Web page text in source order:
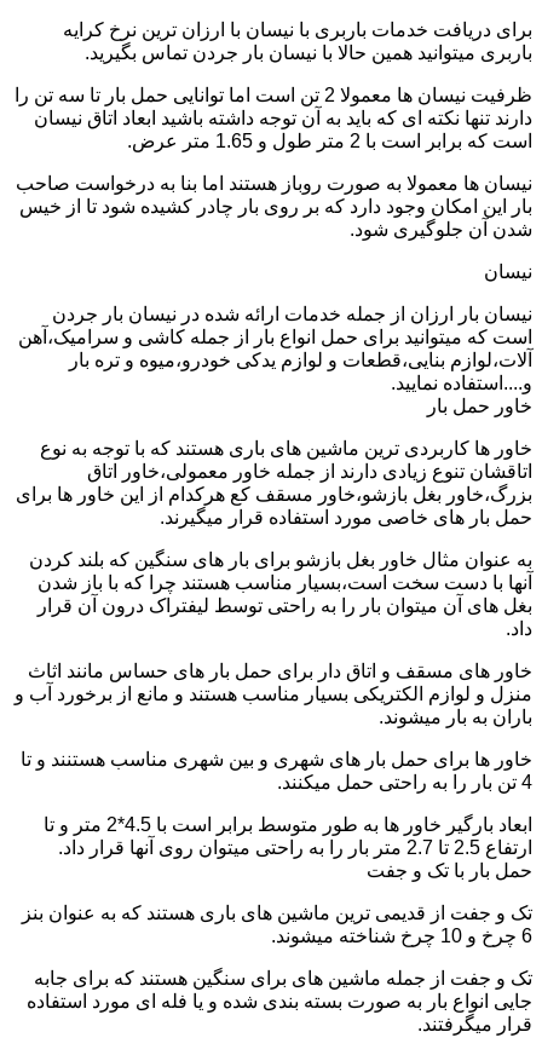
برای دریافت خدمات باربری با نیسان با ارزان ترین نرخ کرایه
باربری میتوانید همین حالا با نیسان بار جردن تماس بگیرید.
ظرفیت نیسان ها معمولا 2 تن است اما توانایی حمل بار تا سه تن را
دارند تنها نکته ای که باید به آن توجه داشته باشید ابعاد اتاق نیسان
است که برابر است با 2 متر طول و 1.65 متر عرض.
نیسان ها معمولا به صورت روباز هستند اما بنا به درخواست صاحب
بار این امکان وجود دارد که بر روی بار چادر کشیده شود تا از خیس
شدن آن جلوگیری شود.
نیسان
نیسان بار ارزان از جمله خدمات ارائه شده در نیسان بار جردن
است که میتوانید برای حمل انواع بار از جمله کاشی و سرامیک،آهن
آلات،لوازم بنایی،قطعات و لوازم یدکی خودرو،میوه و تره بار
و....استفاده نمایید.
خاور حمل بار
خاور ها کاربردی ترین ماشین های باری هستند که با توجه به نوع
اتاقشان تنوع زیادی دارند از جمله خاور معمولی،خاور اتاق
بزرگ،خاور بغل بازشو،خاور مسقف کع هرکدام از این خاور ها برای
حمل بار های خاصی مورد استفاده قرار میگیرند.
به عنوان مثال خاور بغل بازشو برای بار های سنگین که بلند کردن
آنها با دست سخت است،بسیار مناسب هستند چرا که با باز شدن
بغل های آن میتوان بار را به راحتی توسط لیفتراک درون آن قرار
داد.
خاور های مسقف و اتاق دار برای حمل بار های حساس مانند اثاث
منزل و لوازم الکتریکی بسیار مناسب هستند و مانع از برخورد آب و
باران به بار میشوند.
خاور ها برای حمل بار های شهری و بین شهری مناسب هستنند و تا
4 تن بار را به راحتی حمل میکنند.
ابعاد بارگیر خاور ها به طور متوسط برابر است با 4.5*2 متر و تا
ارتفاع 2.5 تا 2.7 متر بار را به راحتی میتوان روی آنها قرار داد.
حمل بار با تک و جفت
تک و جفت از قدیمی ترین ماشین های باری هستند که به عنوان بنز
6 چرخ و 10 چرخ شناخته میشوند.
تک و جفت از جمله ماشین های برای سنگین هستند که برای جابه
جایی انواع بار به صورت بسته بندی شده و یا فله ای مورد استفاده
قرار میگرفتند.